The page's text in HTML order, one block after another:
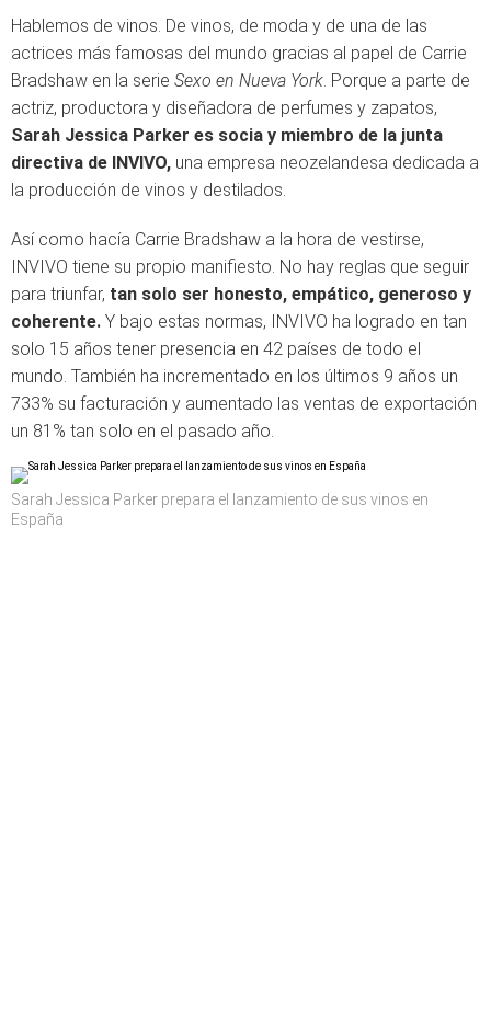
Hablemos de vinos. De vinos, de moda y de una de las
actrices más famosas del mundo gracias al papel de Carrie
Bradshaw en la serie Sexo en Nueva York. Porque a parte de
actriz, productora y diseñadora de perfumes y zapatos,
Sarah Jessica Parker es socia y miembro de la junta
directiva de INVIVO, una empresa neozelandesa dedicada a
la producción de vinos y destilados.
Así como hacía Carrie Bradshaw a la hora de vestirse,
INVIVO tiene su propio manifiesto. No hay reglas que seguir
para triunfar, tan solo ser honesto, empático, generoso y
coherente. Y bajo estas normas, INVIVO ha logrado en tan
solo 15 años tener presencia en 42 países de todo el
mundo. También ha incrementado en los últimos 9 años un
733% su facturación y aumentado las ventas de exportación
un 81% tan solo en el pasado año.
Sarah Jessica Parker prepara el lanzamiento de sus vinos en
España